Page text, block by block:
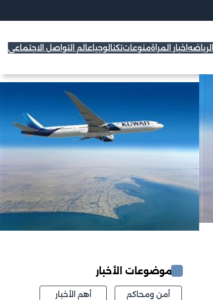
الرياضه اخبار المراةمنوعاتتكنالوجياعالم التواصل الاجتماعي
موضوعات الأخبار
أمن ومحاكم أهم الأخبار